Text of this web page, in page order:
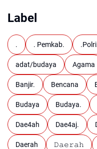
Label
. . Pemkab.
adat/budaya Agama
Banjir. Bencana
Budaya Budaya.
Dae4ah Dae4aj.
Daerah 𝙳𝚊𝚎𝚛𝚊𝚑